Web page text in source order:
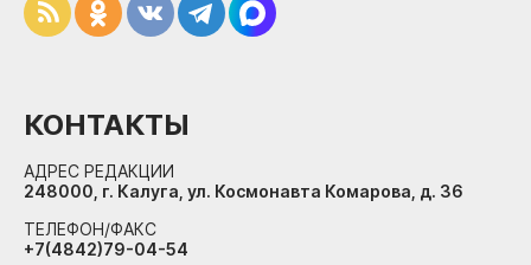
КОНТАКТЫ
АДРЕС РЕДАКЦИИ
248000, г. Калуга, ул. Космонавта Комарова, д. 36
ТЕЛЕФОН/ФАКС
+7(4842)79-04-54